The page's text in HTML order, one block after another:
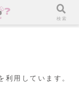
用しています。
検索